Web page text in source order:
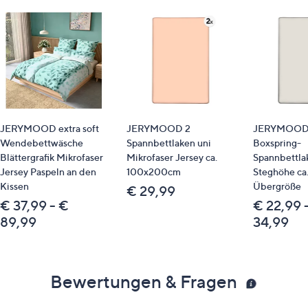
JERYMOOD extra soft
Wendebettwäsche
Blättergrafik Mikrofaser
Jersey Paspeln an den
Kissen
€ 37,99 - €
89,99
JERYMOOD 2
Spannbettlaken uni
Mikrofaser Jersey ca.
100x200cm
€ 29,99
Boxspring-
Steghöhe
Übergröße
€ 22,99
34,99
Bewertungen & Fragen